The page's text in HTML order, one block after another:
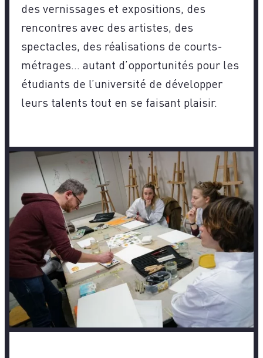
des vernissages et expositions, des
rencontres avec des artistes, des
spectacles, des réalisations de courts-
métrages… autant d’opportunités pour les
étudiants de l’université de développer
leurs talents tout en se faisant plaisir.